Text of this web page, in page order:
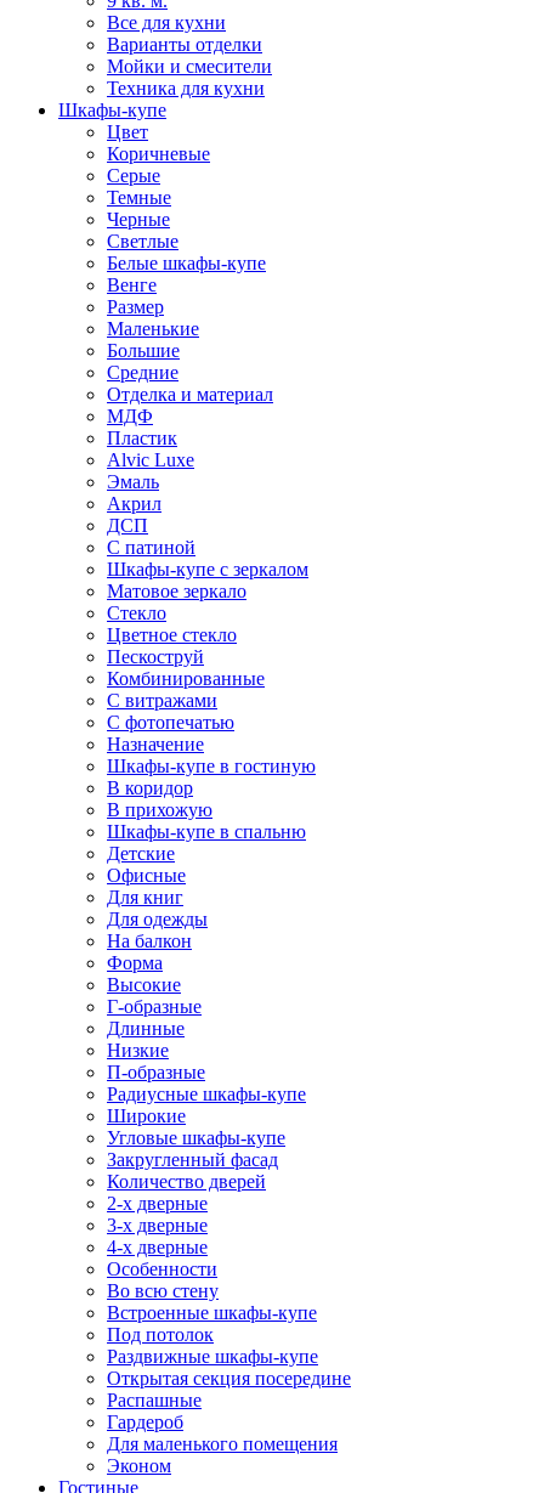
Все для кухни
Варианты отделки
Мойки и смесители
Техника для кухни
Шкафы-купе
Цвет
Коричневые
Серые
Темные
Черные
Светлые
Белые шкафы-купе
Венге
Размер
Маленькие
Большие
Средние
Отделка и материал
МДФ
Пластик
Alvic Luxe
Эмаль
Акрил
ДСП
С патиной
Шкафы-купе с зеркалом
Матовое зеркало
Стекло
Цветное стекло
Пескоструй
Комбинированные
С витражами
С фотопечатью
Назначение
Шкафы-купе в гостиную
В коридор
В прихожую
Шкафы-купе в спальню
Детские
Офисные
Для книг
Для одежды
На балкон
Форма
Высокие
Г-образные
Длинные
Низкие
П-образные
Радиусные шкафы-купе
Широкие
Угловые шкафы-купе
Закругленный фасад
Количество дверей
2-х дверные
3-х дверные
4-х дверные
Особенности
Во всю стену
Встроенные шкафы-купе
Под потолок
Раздвижные шкафы-купе
Открытая секция посередине
Распашные
Гардероб
Для маленького помещения
Эконом
Гостиные